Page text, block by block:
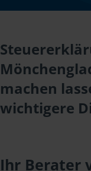
machen
wichtigere
Ihr Berater